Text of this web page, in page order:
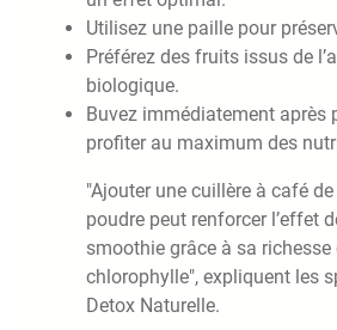
Utilisez une paille pour
Préférez des fruits issus de
biologique.
Buvez immédiatement après
profiter au maximum des
"Ajouter une cuillère à café
poudre peut renforcer l’effet
smoothie grâce à sa richesse
chlorophylle", expliquent les
Detox Naturelle.